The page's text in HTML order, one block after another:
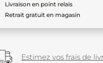
Livraison en point relais
Retrait gratuit en magasin
Estimez vos frais de